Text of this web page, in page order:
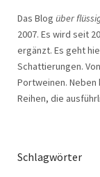
Das Blog über
2007. Es wird seit
ergänzt. Es geht
Schattierungen.
Portweinen.
Reihen, die
Schlagwörter